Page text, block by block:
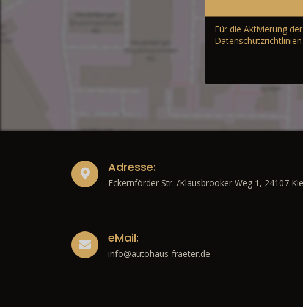
Für die Aktivierung
Adresse:
Eckernförder Str. /Klausbrooker Weg 1, 24107
eMail:
info@autohaus-fraeter.de